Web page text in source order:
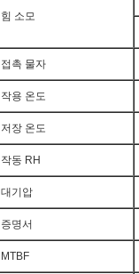
힘 소모
접촉 물자
작용 온도
저장 온도
작동 RH
대기압
증명서
MTBF